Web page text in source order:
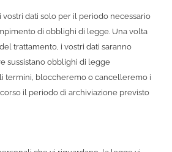
vostri dati solo per il periodo necessario
di obblighi di legge. Una volta
trattamento, i vostri dati saranno
sussistano obblighi di legge
termini, bloccheremo o cancelleremo i
il periodo di archiviazione previsto